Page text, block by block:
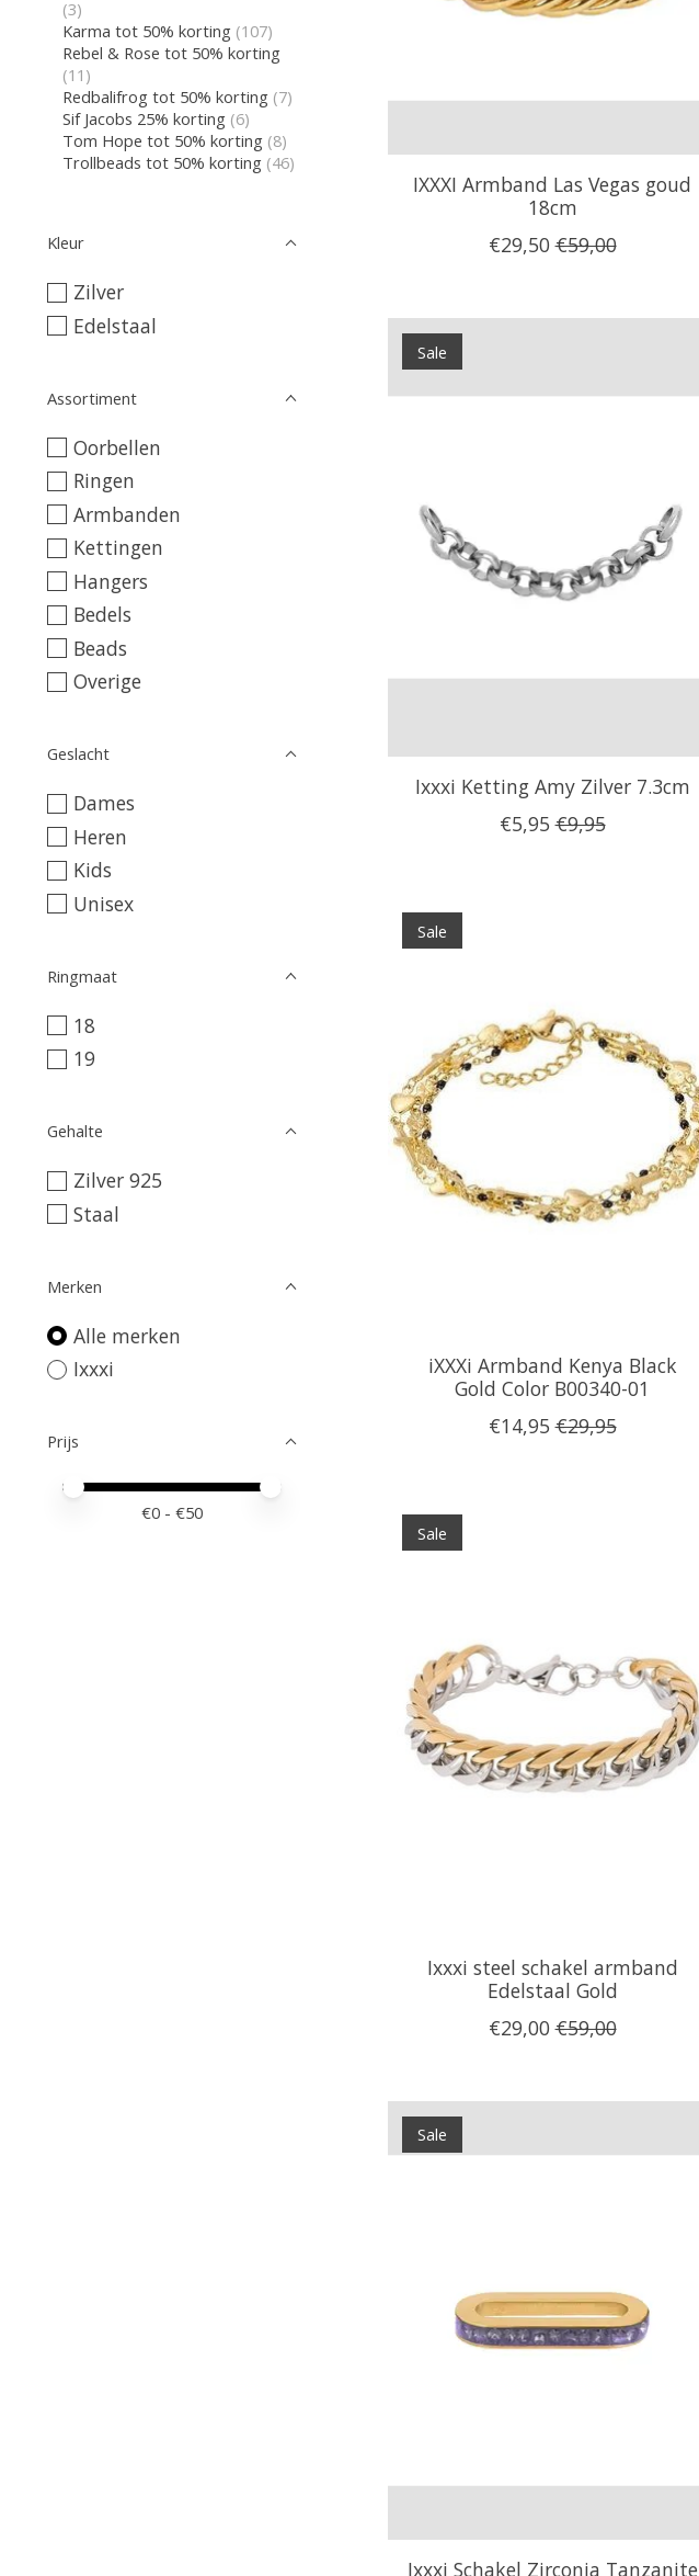
(3)
Karma tot 50% korting (107)
Rebel & Rose tot 50% korting
(11)
Redbalifrog tot 50% korting (7)
Sif Jacobs 25% korting (6)
Tom Hope tot 50% korting (8)
Trollbeads tot 50% korting (46)
Kleur
Zilver
Edelstaal
Assortiment
Oorbellen
Ringen
Armbanden
Kettingen
Hangers
Bedels
Beads
Overige
Geslacht
Dames
Heren
Kids
Unisex
Ringmaat
18
19
Gehalte
Zilver 925
Staal
Merken
Alle merken
Ixxxi
Prijs
Minimale prijswaarde
Price maximum value
€0 - €50
IXXXI Armband Las Vegas goud
18cm
€29,50 €59,00
Sale
Ixxxi Ketting Amy Zilver 7.3cm
€5,95 €9,95
Sale
iXXXi Armband Kenya Black
Gold Color B00340-01
€14,95 €29,95
Sale
Ixxxi steel schakel armband
Edelstaal Gold
€29,00 €59,00
Sale
Ixxxi Schakel Zirconia Tanzanite